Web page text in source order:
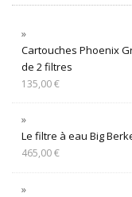
Cartouches Phoenix
de 2 filtres
135,00€
Le filtre à eau Big
465,00€